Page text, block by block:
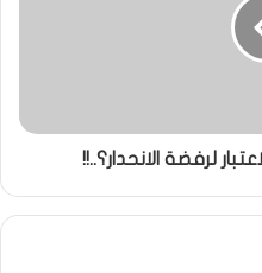
لرفضة الانحدار؟..!!